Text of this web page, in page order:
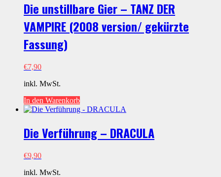
Die unstillbare Gier – TANZ DER
VAMPIRE (2008 version/ gekürzte
Fassung)
€7,90
inkl. MwSt.
In den Warenkorb
Die Verführung – DRACULA
€9,90
inkl. MwSt.